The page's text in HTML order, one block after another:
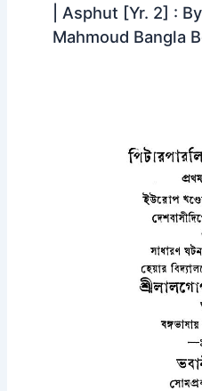
| Asphut [Yr. 2] :
Mahmoud Bangla